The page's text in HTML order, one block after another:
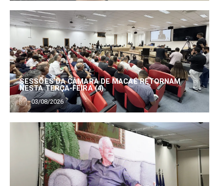
SESSÕES DA CÂMARA DE MACAÉ RETORNAM
NESTA TERÇA-FEIRA (4)
03/08/2026